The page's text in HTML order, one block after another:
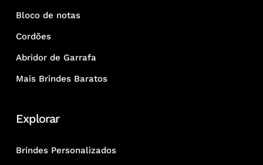
Bloco de notas
Cordões
Abridor de Garrafa
Mais Brindes Baratos
Explorar
Brindes Personalizados